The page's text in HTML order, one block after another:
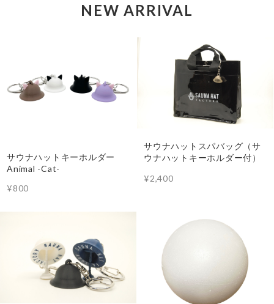
NEW ARRIVAL
サウナハットキーホルダー
Animal -Cat-
¥800
サウナハットスパバッグ（サ
ウナハットキーホルダー付）
¥2,400